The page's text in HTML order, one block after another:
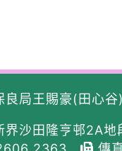
局王賜豪(田心谷
界沙田隆亨邨2A地